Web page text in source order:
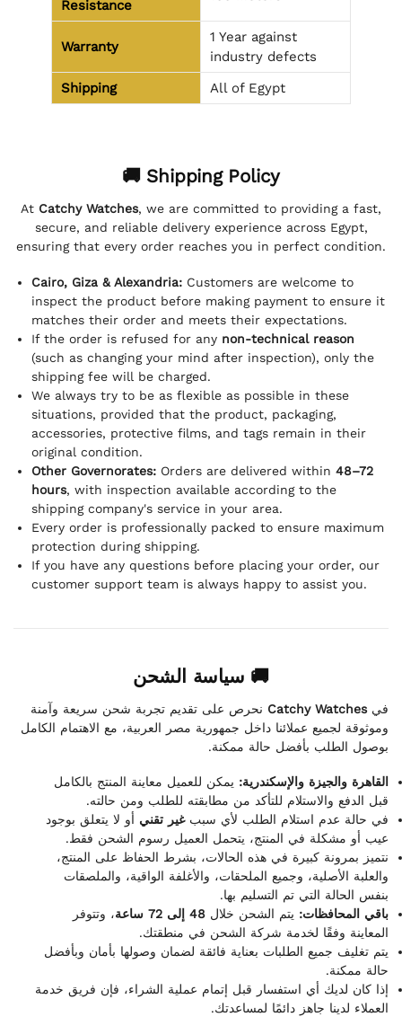
Resistance
Warranty
1 Year against
industry defects
Shipping
All of Egypt
🚚 Shipping Policy
At Catchy Watches, we are committed to providing a fast,
secure, and reliable delivery experience across Egypt,
ensuring that every order reaches you in perfect condition.
Cairo, Giza & Alexandria: Customers are welcome to
inspect the product before making payment to ensure it
matches their order and meets their expectations.
If the order is refused for any non-technical reason
(such as changing your mind after inspection), only the
shipping fee will be charged.
We always try to be as flexible as possible in these
situations, provided that the product, packaging,
accessories, protective films, and tags remain in their
original condition.
Other Governorates: Orders are delivered within 48–72
hours, with inspection available according to the
shipping company's service in your area.
Every order is professionally packed to ensure maximum
protection during shipping.
If you have any questions before placing your order, our
customer support team is always happy to assist you.
🚚 سياسة الشحن
فيCatchy Watches نحرص على تقديم تجربة شحن سريعة وآمنة
وموثوقة لجميع عملائنا داخل جمهورية مصر العربية، مع الاهتمام الكامل
بوصول الطلب بأفضل حالة ممكنة.
القاهرة والجيزة والإسكندرية: يمكن للعميل معاينة المنتج بالكامل
قبل الدفع والاستلام للتأكد من مطابقته للطلب ومن حالته.
في حالة عدم استلام الطلب لأي سببغير تقني أو لا يتعلق بوجود
عيب أو مشكلة في المنتج، يتحمل العميل رسوم الشحن فقط.
نتميز بمرونة كبيرة في هذه الحالات، بشرط الحفاظ على المنتج،
والعلبة الأصلية، وجميع الملحقات، والأغلفة الواقية، والملصقات
بنفس الحالة التي تم التسليم بها.
باقي المحافظات: يتم الشحن خلال 48 إلى 72 ساعة
، وتتوفر
المعاينة وفقًا لخدمة شركة الشحن في منطقتك.
يتم تغليف جميع الطلبات بعناية فائقة لضمان وصولها بأمان وبأفضل
حالة ممكنة.
إذا كان لديك أي استفسار قبل إتمام عملية الشراء، فإن فريق خدمة
العملاء لدينا جاهز دائمًا لمساعدتك.